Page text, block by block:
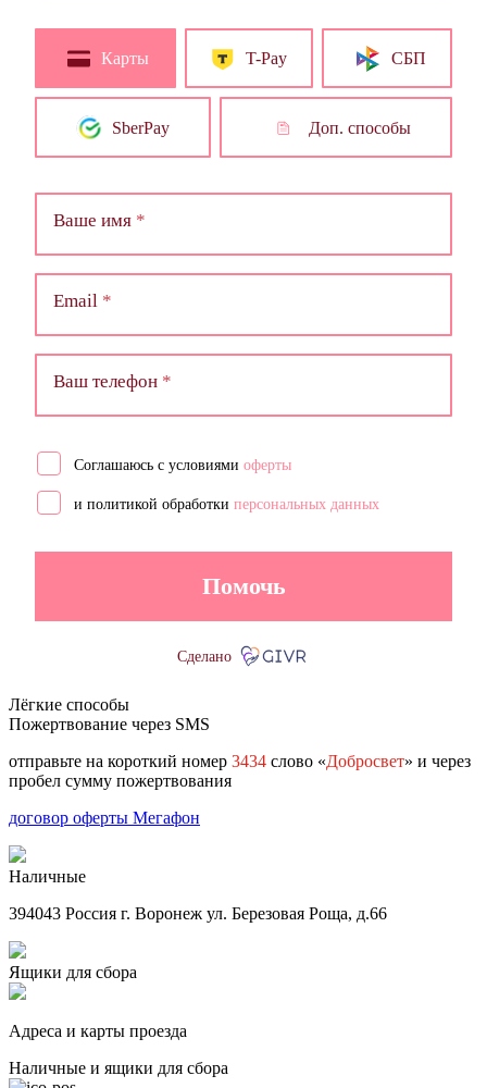
Карты T-Pay СБП
SberPay Доп. способы
Ваше имя
Email
Ваш телефон
Соглашаюсь с условиями оферты
и политикой обработки персональных данных
Помочь
Сделано
Лёгкие способы
Пожертвование через SMS
отправьте на короткий номер 3434 слово «Добросвет» и через
пробел сумму пожертвования
договор оферты Мегафон
Наличные
394043 Россия г. Воронеж ул. Березовая Роща, д.66
Ящики для сбора
Адреса и карты проезда
Наличные и ящики для сбора